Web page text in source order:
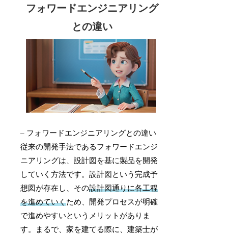
フォワードエンジニアリング
との違い
– フォワードエンジニアリングとの違い
従来の開発手法であるフォワードエンジ
ニアリングは、設計図を基に製品を開発
していく方法です。設計図という完成予
想図が存在し、その設計図通りに各工程
を進めていくため、開発プロセスが明確
で進めやすいというメリットがありま
す。まるで、家を建てる際に、建築士が